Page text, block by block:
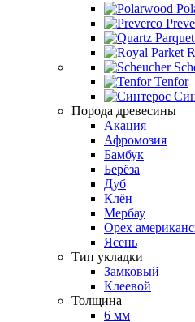
Tenfor
Порода древесины
Акация
Афромозия
Бамбук
Берёза
Дуб
Клён
Мербау
Орех
Ясень
Тип укладки
Замковый
Клеевой
Толщина
6 мм